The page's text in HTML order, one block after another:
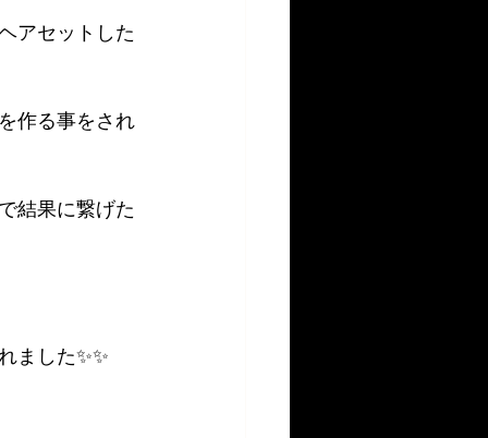
アセットした
作る事をされ
結果に繋げた
ました✨✨